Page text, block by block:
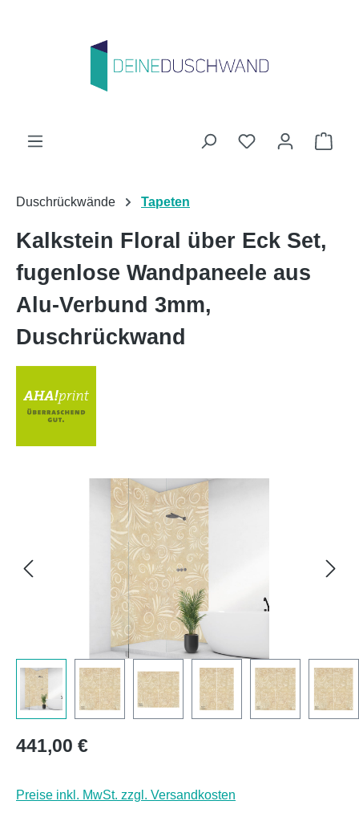
Du hast 0
Duschrückwände Tapeten
Kalkstein Floral über Eck Set,
fugenlose Wandpaneele aus
Alu-Verbund 3mm,
Duschrückwand
Regulärer Preis:
441,00 €
Preise inkl. MwSt. zzgl. Versandkosten